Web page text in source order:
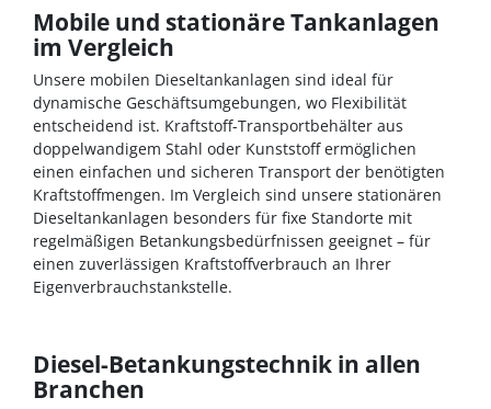
Mobile und stationäre Tankanlagen
im Vergleich
Unsere mobilen Dieseltankanlagen sind ideal für
dynamische Geschäftsumgebungen, wo Flexibilität
entscheidend ist. Kraftstoff-Transportbehälter aus
doppelwandigem Stahl oder Kunststoff ermöglichen
einen einfachen und sicheren Transport der benötigten
Kraftstoffmengen. Im Vergleich sind unsere stationären
Dieseltankanlagen besonders für fixe Standorte mit
regelmäßigen Betankungsbedürfnissen geeignet – für
einen zuverlässigen Kraftstoffverbrauch an Ihrer
Eigenverbrauchstankstelle.
Diesel-Betankungstechnik in allen
Branchen